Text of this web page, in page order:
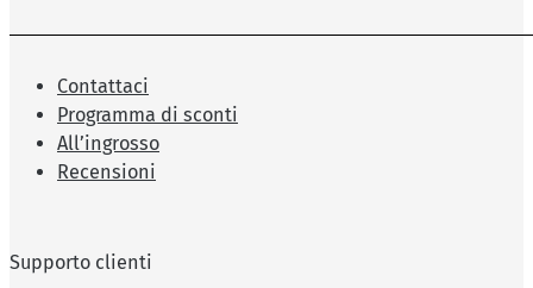
Contattaci
Programma di sconti
All’ingrosso
Recensioni
Supporto clienti